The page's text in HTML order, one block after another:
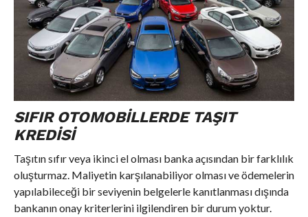
SIFIR OTOMOBILLERDE TAŞIT
KREDISI
Taşıtın sıfır veya ikinci el olması banka açısından bir farklılık
oluşturmaz. Maliyetin karşılanabiliyor olması ve ödemelerin
yapılabileceği bir seviyenin belgelerle kanıtlanması dışında
bankanın onay kriterlerini ilgilendiren bir durum yoktur.